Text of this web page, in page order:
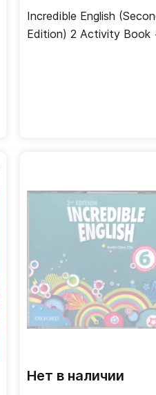
Incredible English
Edition) 2 Activity Book
Нет в наличии